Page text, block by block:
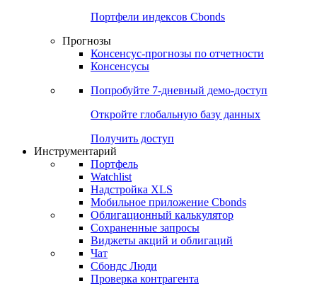
Портфели индексов Cbonds
Прогнозы
Консенсус-прогнозы по отчетности
Консенсусы
Попробуйте 7-дневный демо-доступ
Откройте глобальную базу данных
Получить доступ
Инструментарий
Портфель
Watchlist
Надстройка XLS
Мобильное приложение Cbonds
Облигационный калькулятор
Сохраненные запросы
Виджеты акций и облигаций
Чат
Сбондс Люди
Проверка контрагента